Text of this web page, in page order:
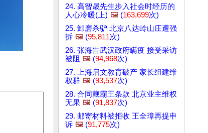
24. 高智晟先生步入社会时经历的
人心冷暖(上) 🖼️ (163,699次)
25. 卸磨杀驴 北京八达岭山庄遭强
拆 🖼️ (95,811次)
26. 张海告武汉政府瞒疫 接受采访
被阻 🖼️ (94,968次)
27. 上海启文教育破产 家长组建维
权群 🖼️ (93,537次)
28. 合同藏霸王条款 北京业主维权
无果 🖼️ (91,837次)
29. 邮寄材料被拒收 王全璋再提申
诉 🖼️ (91,775次)